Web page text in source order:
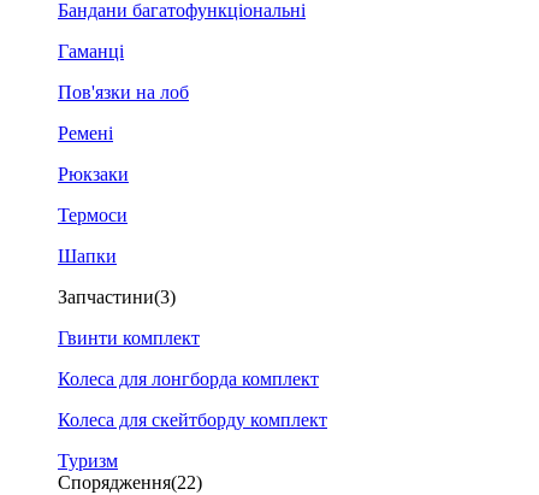
Бандани багатофункціональні
Гаманці
Пов'язки на лоб
Ремені
Рюкзаки
Термоси
Шапки
Запчастини(3)
Гвинти комплект
Колеса для лонгборда комплект
Колеса для скейтборду комплект
Туризм
Спорядження(22)